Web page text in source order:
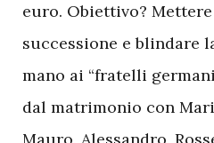
euro. Obiettivo?
successione e blindare
mano ai “fratelli
dal matrimonio con